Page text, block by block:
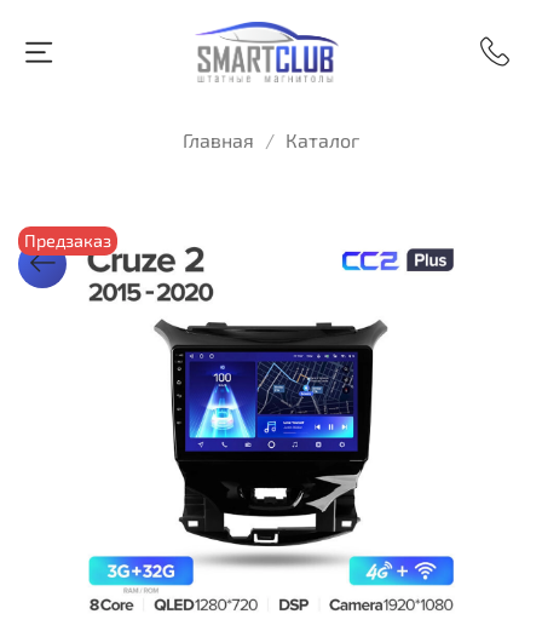
Главная Каталог
Предзаказ